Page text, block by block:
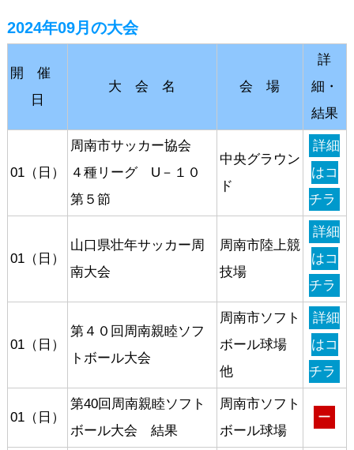
2024年09月の大会
開 催
日
大 会 名 会 場
詳
細・
結果
01（日）
周南市サッカー協会
４種リーグ U－１０
第５節
中央グラウン
ド
詳細
はコ
チラ
01（日）
山口県壮年サッカー周
南大会
周南市陸上競
技場
詳細
はコ
チラ
01（日）
第４０回周南親睦ソフ
トボール大会
周南市ソフト
ボール球場
他
詳細
はコ
チラ
01（日）
第40回周南親睦ソフト
ボール大会 結果
周南市ソフト
ボール球場
ー